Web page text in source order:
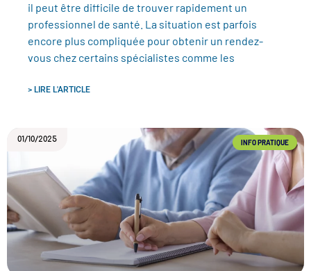
il peut être difficile de trouver rapidement un
professionnel de santé. La situation est parfois
encore plus compliquée pour obtenir un rendez-
vous chez certains spécialistes comme les
> LIRE L'ARTICLE
INFO PRATIQUE
01/10/2025